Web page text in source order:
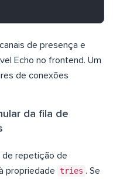
de presença e
Echo no frontend. Um
de conexões
da fila de
de repetição de
propriedade
tries . Se